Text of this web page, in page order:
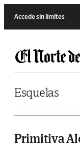
Accede sin límites
Esquelas
Primitiva